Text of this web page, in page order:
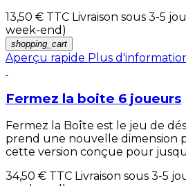
13,50 € TTC Livraison sous 3-5
week-end)
shopping_cart
Aperçu rapide Plus
Fermez la boite 6 joueurs
Fermez la Boîte est le jeu de
prend une nouvelle dimension
cette version conçue pour
34,50 € TTC Livraison sous 3-5